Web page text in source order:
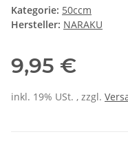
Kategorie: 50ccm
Hersteller: NARAKU
9,95 €
inkl. 19% USt. , zzgl.